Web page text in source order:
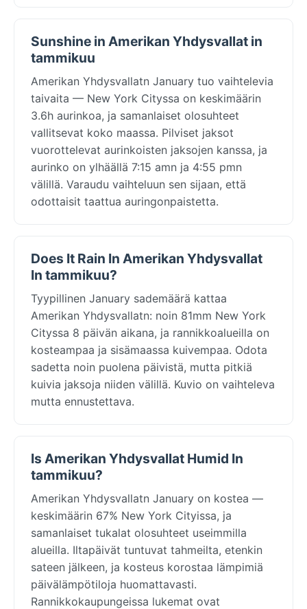
Sunshine in Amerikan Yhdysvallat in
tammikuu
Amerikan Yhdysvallatn January tuo vaihtelevia
taivaita — New York Cityssa on keskimäärin
3.6h aurinkoa, ja samanlaiset olosuhteet
vallitsevat koko maassa. Pilviset jaksot
vuorottelevat aurinkoisten jaksojen kanssa, ja
aurinko on ylhäällä 7:15 amn ja 4:55 pmn
välillä. Varaudu vaihteluun sen sijaan, että
odottaisit taattua auringonpaistetta.
Does It Rain In Amerikan Yhdysvallat
In tammikuu?
Tyypillinen January sademäärä kattaa
Amerikan Yhdysvallatn: noin 81mm New York
Cityssa 8 päivän aikana, ja rannikkoalueilla on
kosteampaa ja sisämaassa kuivempaa. Odota
sadetta noin puolena päivistä, mutta pitkiä
kuivia jaksoja niiden välillä. Kuvio on vaihteleva
mutta ennustettava.
Is Amerikan Yhdysvallat Humid In
tammikuu?
Amerikan Yhdysvallatn January on kostea —
keskimäärin 67% New York Cityissa, ja
samanlaiset tukalat olosuhteet useimmilla
alueilla. Iltapäivät tuntuvat tahmeilta, etenkin
sateen jälkeen, ja kosteus korostaa lämpimiä
päivälämpötiloja huomattavasti.
Rannikkokaupungeissa lukemat ovat